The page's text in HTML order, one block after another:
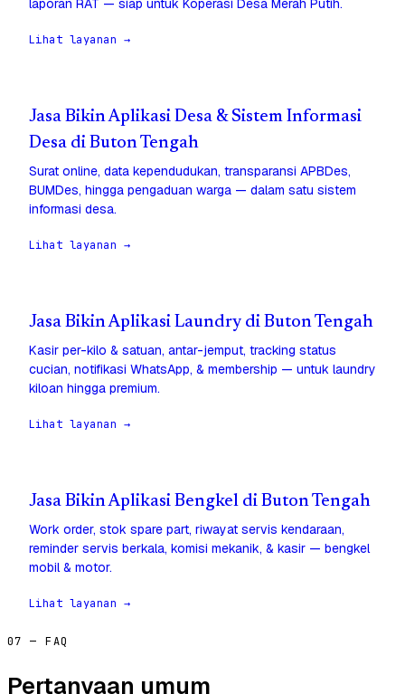
laporan RAT — siap untuk Koperasi Desa Merah Putih.
Lihat layanan →
Jasa Bikin Aplikasi Desa & Sistem Informasi
Desa di Buton Tengah
Surat online, data kependudukan, transparansi APBDes,
BUMDes, hingga pengaduan warga — dalam satu sistem
informasi desa.
Lihat layanan →
Jasa Bikin Aplikasi Laundry di Buton Tengah
Kasir per-kilo & satuan, antar-jemput, tracking status
cucian, notifikasi WhatsApp, & membership — untuk laundry
kiloan hingga premium.
Lihat layanan →
Jasa Bikin Aplikasi Bengkel di Buton Tengah
Work order, stok spare part, riwayat servis kendaraan,
reminder servis berkala, komisi mekanik, & kasir — bengkel
mobil & motor.
Lihat layanan →
07 — FAQ
Pertanyaan umum